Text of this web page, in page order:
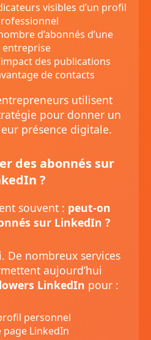
visibles d’un profil
d’abonnés d’une
entreprise
des publications
de contacts
utilisent
pour donner un
présence digitale.
des abonnés sur
?
souvent : peut-on
sur LinkedIn ?
De nombreux services
aujourd’hui
LinkedIn pour :
personnel
page LinkedIn